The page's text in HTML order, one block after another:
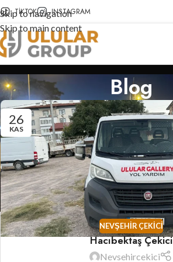
Skip to navigation
Skip to main content
TIKTOK INSTAGRAM
Blog
26
KAS
NEVŞEHIR ÇEKICI
Hacıbektaş Çekici
Nevsehircekici